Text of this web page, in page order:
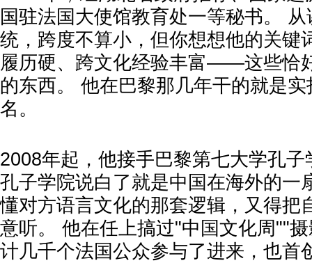
国驻法国大使馆教育处一等秘书。
统，跨度不算小，但你想想他的关键
履历硬、跨文化经验丰富——这些恰
的东西。 他在巴黎那几年干的就是
名。
2008年起，他接手巴黎第七大学孔
孔子学院说白了就是中国在海外的一
懂对方语言文化的那套逻辑，又得把
意听。 他在任上搞过"中国文化周""
计几千个法国公众参与了进来，也首